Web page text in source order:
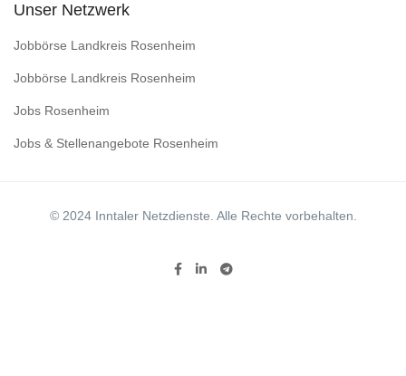
Unser Netzwerk
Jobbörse Landkreis Rosenheim
Jobbörse Landkreis Rosenheim
Jobs Rosenheim
Jobs & Stellenangebote Rosenheim
© 2024 Inntaler Netzdienste. Alle Rechte vorbehalten.